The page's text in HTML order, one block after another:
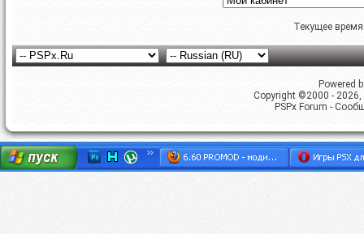
Текущее
Powered
Copyright ©2000 -
PSPx Forum -